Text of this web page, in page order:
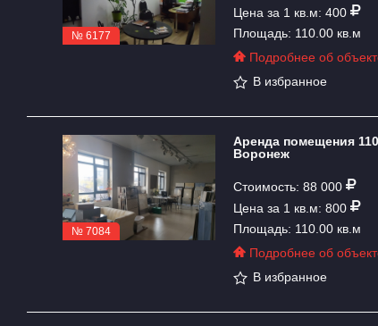
№ 6177
Цена за 1 кв.м: 400
Площадь: 110.00 кв.м
Подробнее об
В избранное
№ 7084
Аренда помещения
Воронеж
Стоимость: 88 000
Цена за 1 кв.м: 800
Площадь: 110.00 кв.м
Подробнее об
В избранное